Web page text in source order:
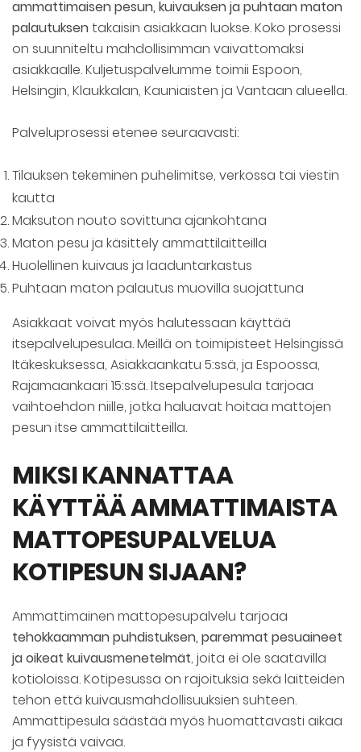
ammattimaisen pesun, kuivauksen ja puhtaan maton
palautuksen takaisin asiakkaan luokse. Koko prosessi
on suunniteltu mahdollisimman vaivattomaksi
asiakkaalle. Kuljetuspalvelumme toimii Espoon,
Helsingin, Klaukkalan, Kauniaisten ja Vantaan alueella.
Palveluprosessi etenee seuraavasti:
Tilauksen tekeminen puhelimitse, verkossa tai viestin
kautta
Maksuton nouto sovittuna ajankohtana
Maton pesu ja käsittely ammattilaitteilla
Huolellinen kuivaus ja laaduntarkastus
Puhtaan maton palautus muovilla suojattuna
Asiakkaat voivat myös halutessaan käyttää
itsepalvelupesulaa. Meillä on toimipisteet Helsingissä
Itäkeskuksessa, Asiakkaankatu 5:ssä, ja Espoossa,
Rajamaankaari 15:ssä. Itsepalvelupesula tarjoaa
vaihtoehdon niille, jotka haluavat hoitaa mattojen
pesun itse ammattilaitteilla.
MIKSI KANNATTAA
KÄYTTÄÄ AMMATTIMAISTA
MATTOPESUPALVELUA
KOTIPESUN SIJAAN?
Ammattimainen mattopesupalvelu tarjoaa
tehokkaamman puhdistuksen, paremmat pesuaineet
ja oikeat kuivausmenetelmät, joita ei ole saatavilla
kotioloissa. Kotipesussa on rajoituksia sekä laitteiden
tehon että kuivausmahdollisuuksien suhteen.
Ammattipesula säästää myös huomattavasti aikaa
ja fyysistä vaivaa.